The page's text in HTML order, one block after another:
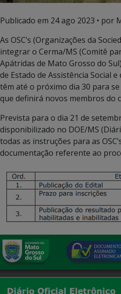
Publicado em 24 ago 2023 • por
As OSC’s (Organizações da
integrar o Cerma/MS (Comitê
Apátridas de Mato Grosso do
de Estado de Assistência Social
têm até o próximo dia 30 para
que definirá novos membros do
Prevista para o dia 21 de
disponibilizado no DOE/MS
todas as instruções para as
documentação referente ao